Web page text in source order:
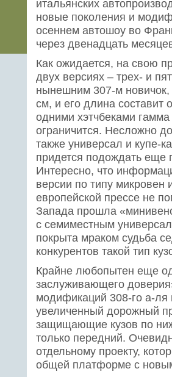
итальянских
новые поколения и
осеннем автошоу во
через двенадцать
Как ожидается, на свою
двух версиях – трех- и
нынешним 307-м
см, и его длина составит
одними хэтчбеками
ограничится. Несложно
также универсал и купе-
придется подождать еще
Интересно, что
версии по типу
европейской прессе не
Запада прошла
с семиместным
покрыта мраком судьба
конкурентов такой тип
Крайне любопытен еще
заслуживающего
модификаций 308-го а-
увеличенный дорожный
защищающие кузов по
только передний.
отдельному проекту,
общей платформе с